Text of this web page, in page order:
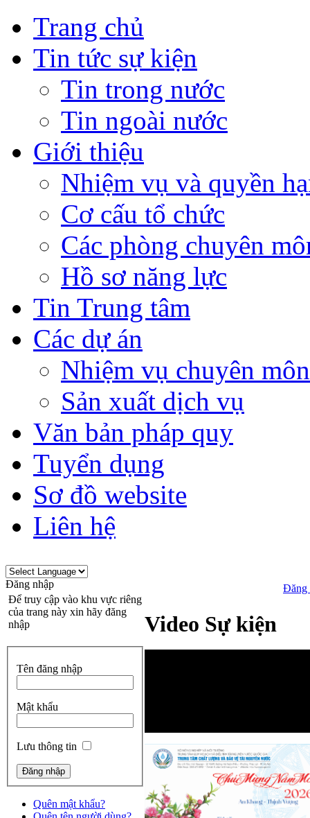
Trang chủ
Tin tức sự kiện
Tin trong nước
Tin ngoài nước
Giới thiệu
Nhiệm vụ và quyền
Cơ cấu tổ chức
Các phòng chuyên
Hồ sơ năng lực
Tin Trung tâm
Các dự án
Nhiệm vụ chuyên môn
Sản xuất dịch vụ
Văn bản pháp quy
Tuyển dụng
Sơ đồ website
Liên hệ
Đăng nhập
Để truy cập vào khu vực riêng
của trang này xin hãy đăng
nhập
Tên đăng nhập
Mật khẩu
Lưu thông tin
Quên mật khẩu?
Đăng
Video Sự kiện